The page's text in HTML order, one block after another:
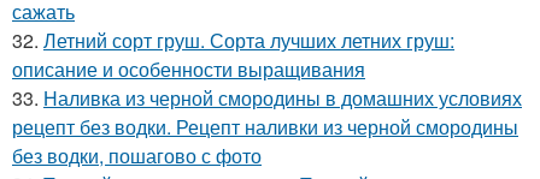
сажать
32. Летний сорт груш. Сорта лучших летних груш:
описание и особенности выращивания
33. Наливка из черной смородины в домашних условиях
рецепт без водки. Рецепт наливки из черной смородины
без водки, пошагово с фото